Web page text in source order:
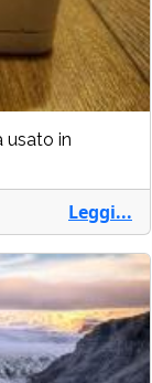
usato in
Leggi...